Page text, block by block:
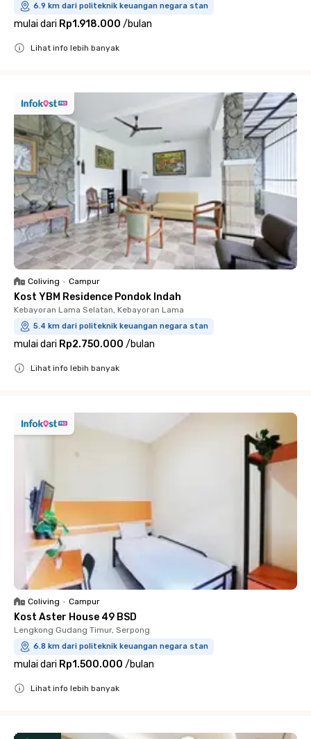
6.9 km dari politeknik keuangan negara stan
mulai dari Rp1.918.000 /bulan
Lihat info lebih banyak
Coliving • Campur
Kost YBM Residence Pondok Indah
Kebayoran Lama Selatan, Kebayoran Lama
5.4 km dari politeknik keuangan negara stan
mulai dari Rp2.750.000 /bulan
Lihat info lebih banyak
Coliving • Campur
Kost Aster House 49 BSD
Lengkong Gudang Timur, Serpong
6.8 km dari politeknik keuangan negara stan
mulai dari Rp1.500.000 /bulan
Lihat info lebih banyak